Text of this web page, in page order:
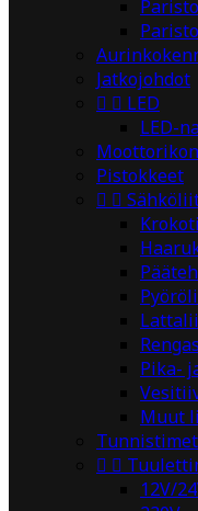
Jatkojohdot
  LED
LED-
Pistokkeet
 
Pika-
Muut
Tunnistimet
 
12V/